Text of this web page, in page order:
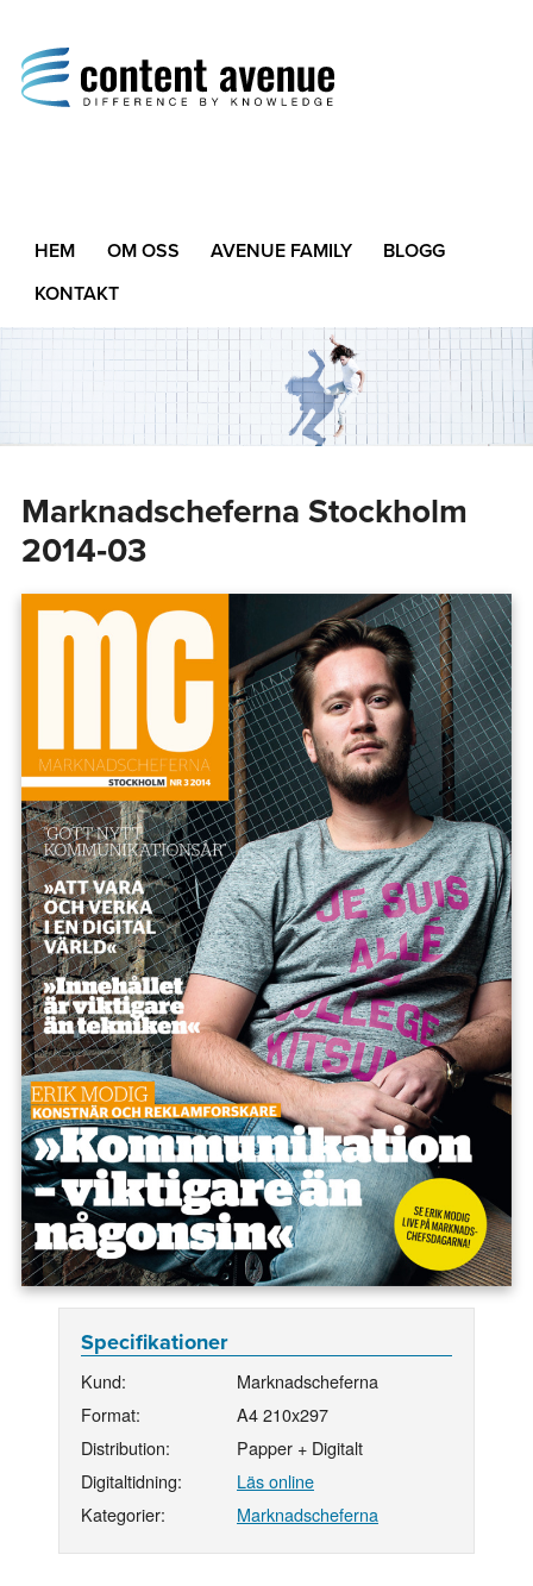
Difference by Knowledge
HEM OM OSS AVENUE FAMILY
BLOGG
KONTAKT
Marknadscheferna Stockholm
2014‑03
Specifikationer
Kund:
Marknadscheferna
Format:
A4 210x297
Distribution:
Papper + Digitalt
Digitaltidning:
Läs online
Kategorier:
Marknadscheferna